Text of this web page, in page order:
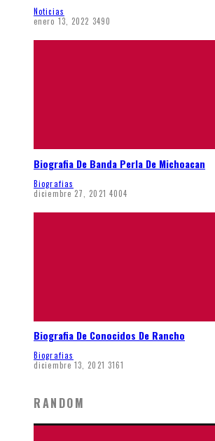
Noticias
enero 13, 2022 3490
Biografia De Banda Perla De Michoacan
Biografias
diciembre 27, 2021 4004
Biografia De Conocidos De Rancho
Biografias
diciembre 13, 2021 3161
RANDOM